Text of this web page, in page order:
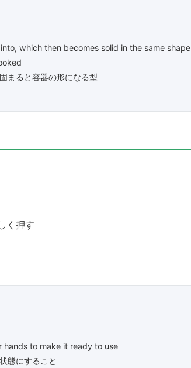
which then becomes solid in the same shape
まると容器の形になる型
く押す
to make it ready to use
態にすること